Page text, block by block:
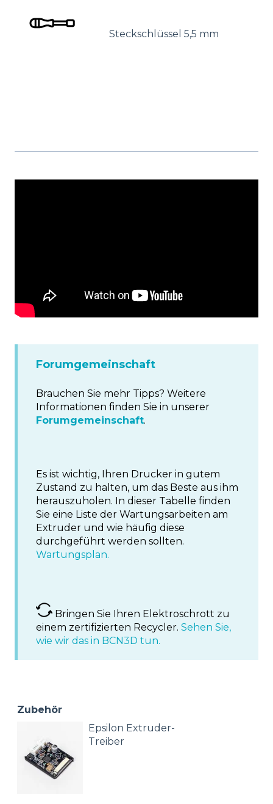
Steckschlüssel 5,5 mm
Forumgemeinschaft
Brauchen Sie mehr Tipps? Weitere
Informationen finden Sie in unserer
Forumgemeinschaft.
Es ist wichtig, Ihren Drucker in gutem
Zustand zu halten, um das Beste aus ihm
herauszuholen. In dieser Tabelle finden
Sie eine Liste der Wartungsarbeiten am
Extruder und wie häufig diese
durchgeführt werden sollten.
Wartungsplan.
Bringen Sie Ihren Elektroschrott zu
einem zertifizierten Recycler. Sehen Sie,
wie wir das in BCN3D tun.
Zubehör
Epsilon Extruder-
Treiber